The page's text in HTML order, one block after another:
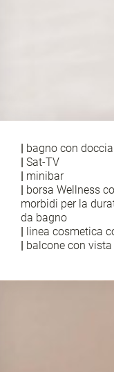
| bagno con
| Sat-TV
| minibar
| borsa Wellness
morbidi per la
da bagno
| linea cosmetica
| balcone con